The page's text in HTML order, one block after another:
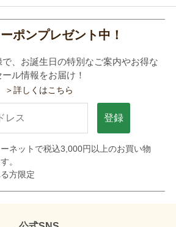
ポンプレゼント中！
で、お誕生日の特別なご案内やお得な
ール情報をお届け！
＞詳しくはこちら
登録
ネットで税込3,000円以上のお買い物
。
方限定